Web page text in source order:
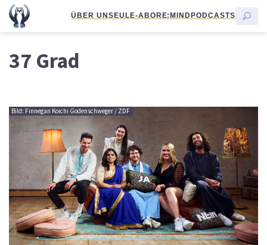
ÜBER UNSEULE-ABORE:MINDPODCASTS
37 Grad
Bild: Finnegan Koichi Godenschweger / ZDF